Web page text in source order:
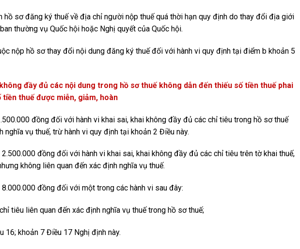
hồ sơ đăng ký thuế về địa chỉ người nộp thuế quá thời hạn quy định do thay đổi địa giới
thường vụ Quốc hội hoặc Nghị quyết của Quốc hội.
nộp hồ sơ thay đổi nội dung đăng ký thuế đối với hành vi quy định tại điểm b khoản 5
đầy đủ các nội dung trong hồ sơ thuế không dẫn đến thiếu số tiền thuế phai
thuế được miễn, giảm, hoàn
đồng đối với hành vi khai sai, khai không đầy đủ các chỉ tiêu trong hồ sơ thuế
nghĩa vụ thuế, trừ hành vi quy định tại khoản 2 Điều này.
đồng đối với hành vi khai sai, khai không đầy đủ các chỉ tiêu trên tờ khai thuế,
không liên quan đến xác định nghĩa vụ thuế.
đồng đối với một trong các hành vi sau đây:
tiêu liên quan đến xác định nghĩa vụ thuế trong hồ sơ thuế;
16; khoản 7 Điều 17 Nghị định này.